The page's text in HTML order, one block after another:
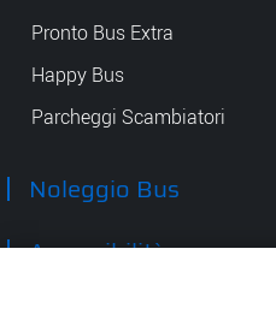
Pronto Bus Extra
Happy Bus
Parcheggi Scambiatori
Noleggio Bus
Accessibilità